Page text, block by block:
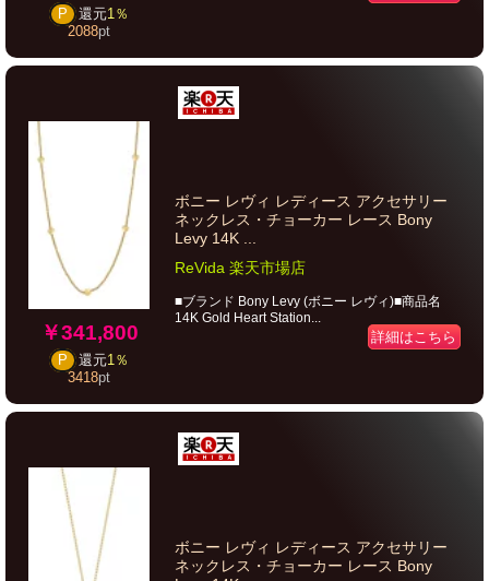
P 還元1％
2088pt
￥341,800
P 還元1％
3418pt
ボニー レヴィ レディース アクセサリー
ネックレス・チョーカー レース Bony
Levy 14K ...
ReVida 楽天市場店
■ブランド Bony Levy (ボニー レヴィ)■商品名
14K Gold Heart Station...
詳細はこちら
ボニー レヴィ レディース アクセサリー
ネックレス・チョーカー レース Bony